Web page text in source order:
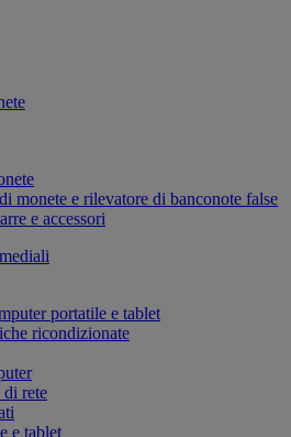
monete e rilevatore di banconote false
e accessori
portatile e tablet
ricondizionate
di rete
e tablet